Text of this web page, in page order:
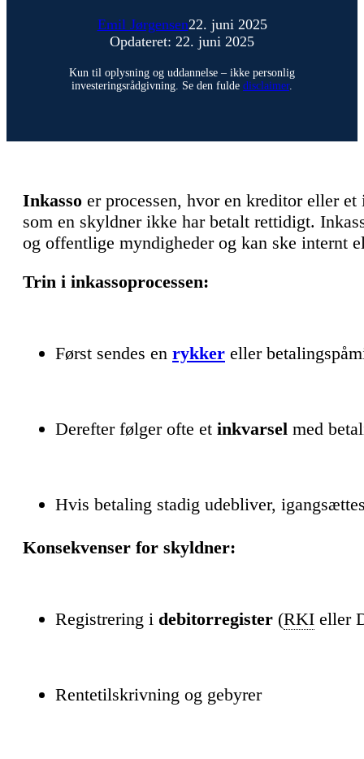
Emil Jørgensen22. juni 2025
Opdateret: 22. juni 2025
Kun til oplysning og uddannelse – ikke personlig
investeringsrådgivning. Se den fulde disclaimer.
Inkasso er processen, hvor en kreditor eller
som en skyldner ikke har betalt rettidigt.
og offentlige myndigheder og kan ske internt
Trin i inkassoprocessen:
Først sendes en rykker eller
Derefter følger ofte et inkvarsel med
Hvis betaling stadig udebliver,
Konsekvenser for skyldner:
Registrering i debitorregister (RKI eller
Rentetilskrivning og gebyrer